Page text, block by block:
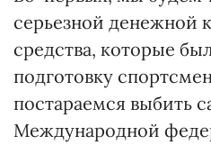
серьезной денежной
средства, которые
подготовку
постараемся выбить
Международной